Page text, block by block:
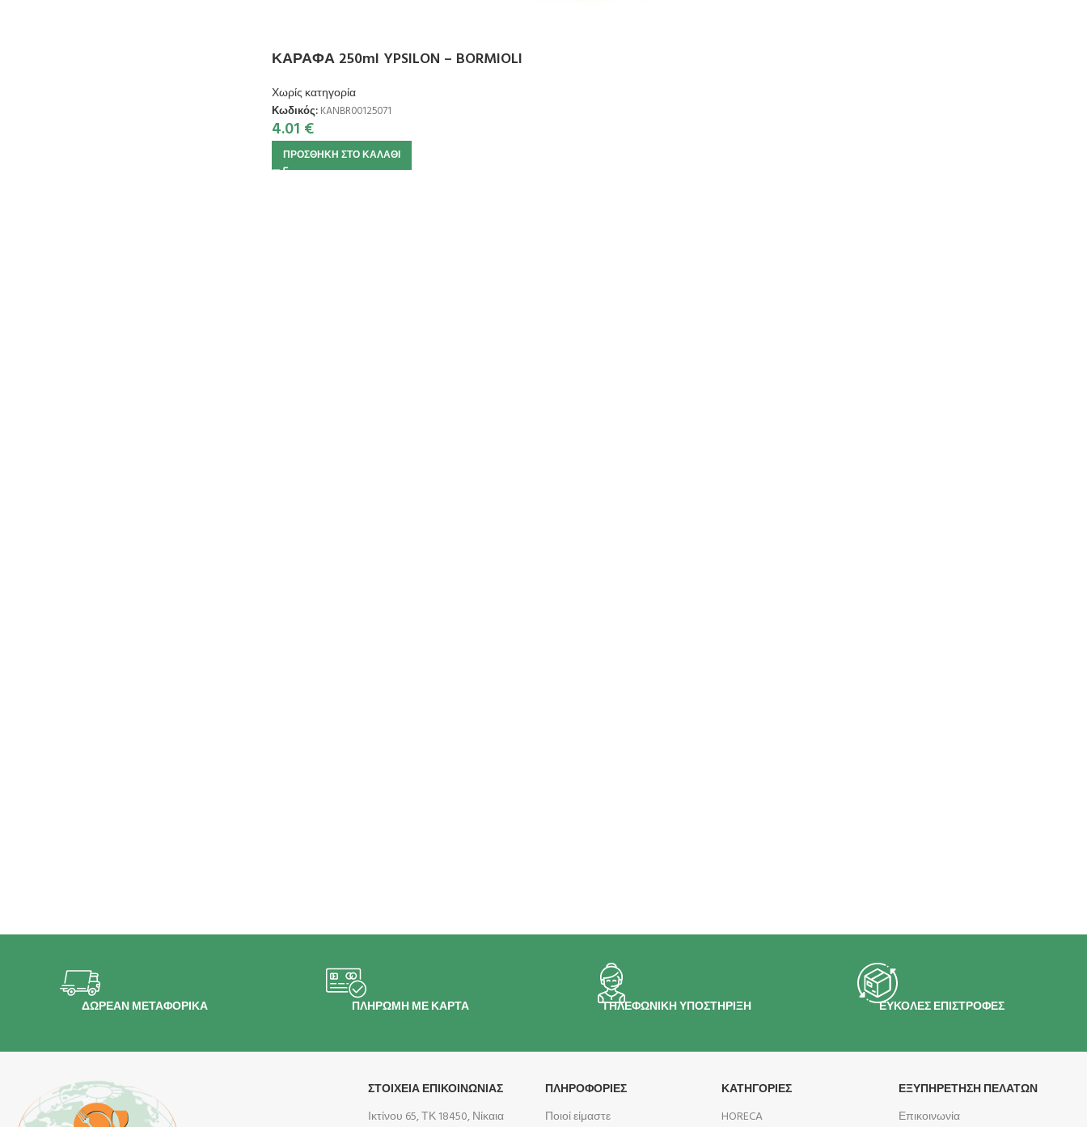
ΚΑΡΑΦΑ 250ml YPSILON – BORMIOLI
Χωρίς κατηγορία
Κωδικός: KANBR00125071
4.01 €
ΠΡΟΣΘΉΚΗ ΣΤΟ ΚΑΛΆΘΙ
ΔΩΡΕΑΝ ΜΕΤΑΦΟΡΙΚΑ ΠΛΗΡΩΜΗ ΜΕ ΚΑΡΤΑ ΤΗΛΕΦΩΝΙΚΗ ΥΠΟΣΤΗΡΙΞΗ ΕΥΚΟΛΕΣ ΕΠΙΣΤΡΟΦΕΣ
ΣΤΟΙΧΕΙΑ ΕΠΙΚΟΙΝΩΝΙΑΣ
Ικτίνου 65, ΤΚ 18450, Νίκαια
ΠΛΗΡΟΦΟΡΊΕΣ
Ποιοί είμαστε
ΚΑΤΗΓΟΡΙΕΣ
HORECA
ΕΞΥΠΗΡΕΤΗΣΗ ΠΕΛΑΤΩΝ
Επικοινωνία